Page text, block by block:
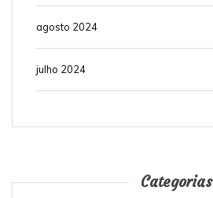
agosto 2024
julho 2024
Categorias